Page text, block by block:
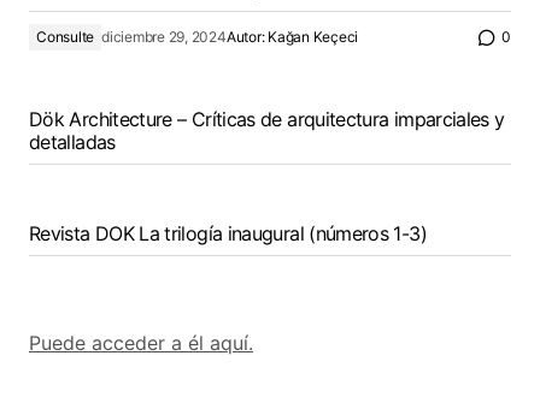
Consulte diciembre 29, 2024Autor: Kağan Keçeci 0
Dök Architecture – Críticas de arquitectura imparciales y
detalladas
Revista DOK La trilogía inaugural (números 1-3)
Puede acceder a él aquí.